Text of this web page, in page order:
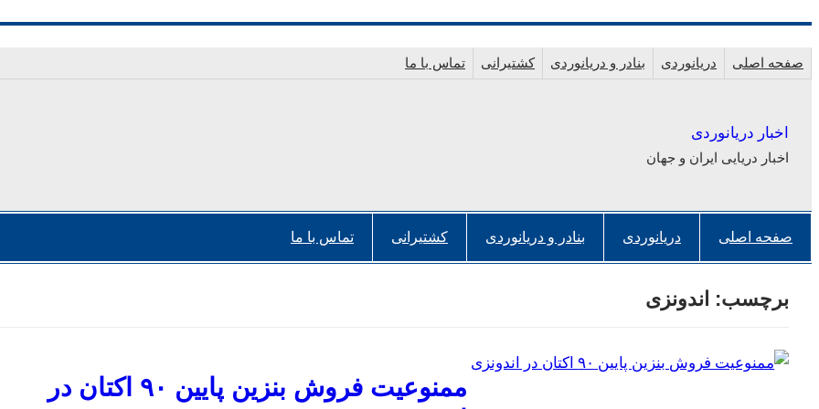
بهصفحه اصلی دریانوردی بنادر و دریانوردی کشتیرانی تماس با ما
اخبار دریانوردی
اخبار دریایی ایران و جهان
صفحه اصلی دریانوردی بنادر و دریانوردی کشتیرانی تماس با ما
برچسب: اندونزی
ممنوعیت فروش بنزین پایین ۹۰ اکتان در